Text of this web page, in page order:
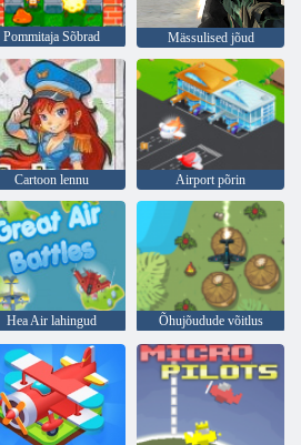
Pommitaja Sõbrad Mässulised jõud
Cartoon lennu Airport põrin
Hea Air lahingud Õhujõudude võitlus